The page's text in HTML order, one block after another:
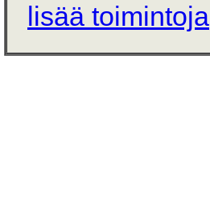
lisää toimintoja